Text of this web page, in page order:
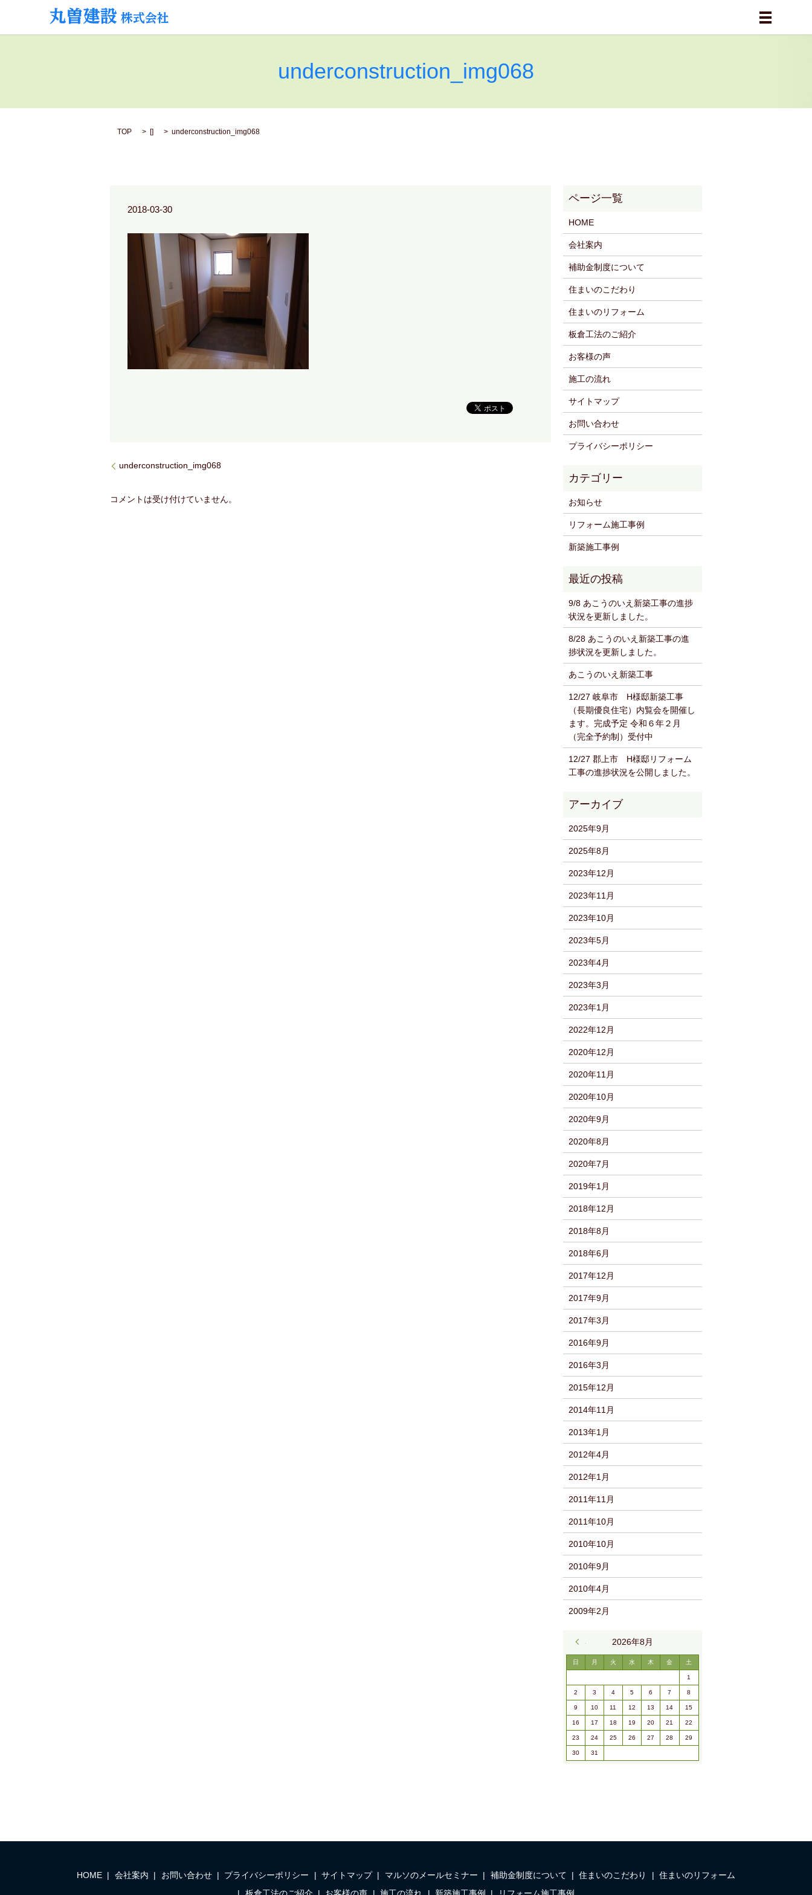
メニュー
underconstruction_img068
TOP [] underconstruction_img068
2018-03-30
underconstruction_img068
コメントは受け付けていません。
HOME
会社案内
補助金制度について
住まいのこだわり
住まいのリフォーム
板倉工法のご紹介
お客様の声
施工の流れ
サイトマップ
お問い合わせ
プライバシーポリシー
お知らせ
リフォーム施工事例
新築施工事例
9/8 あこうのいえ新築工事の進捗
状況を更新しました。
8/28 あこうのいえ新築工事の進
捗状況を更新しました。
あこうのいえ新築工事
12/27 岐阜市 H様邸新築工事
（長期優良住宅）内覧会を開催し
ます。完成予定 令和６年２月
（完全予約制）受付中
12/27 郡上市 H様邸リフォーム
工事の進捗状況を公開しました。
2025年9月
2025年8月
2023年12月
2023年11月
2023年10月
2023年5月
2023年4月
2023年3月
2023年1月
2022年12月
2020年12月
2020年11月
2020年10月
2020年9月
2020年8月
2020年7月
2019年1月
2018年12月
2018年8月
2018年6月
2017年12月
2017年9月
2017年3月
2016年9月
2016年3月
2015年12月
2014年11月
2013年1月
2012年4月
2012年1月
2011年11月
2011年10月
2010年10月
2010年9月
2010年4月
2009年2月
2026年8月
日 月 火 水 木 金 土
1
2 3 4 5 6 7 8
9 10 11 12 13 14 15
16 17 18 19 20 21 22
23 24 25 26 27 28 29
30 31
HOME 会社案内 お問い合わせ プライバシーポリシー サイトマップ マルソのメールセミナー 補助金制度について 住まいのこだわり
住まいのリフォーム